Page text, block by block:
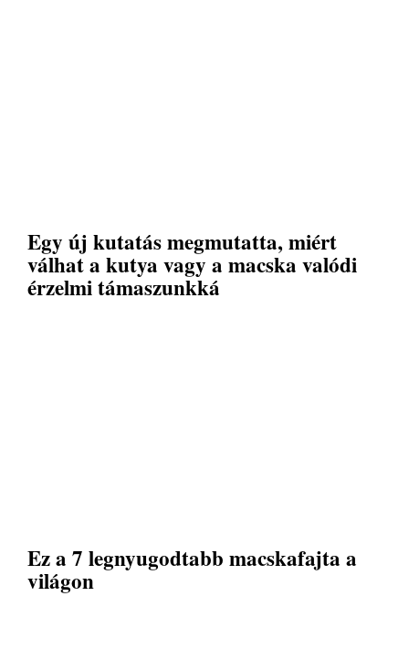
Egy új kutatás megmutatta, miért
válhat a kutya vagy a macska valódi
érzelmi támaszunkká
Ez a 7 legnyugodtabb macskafajta a
világon